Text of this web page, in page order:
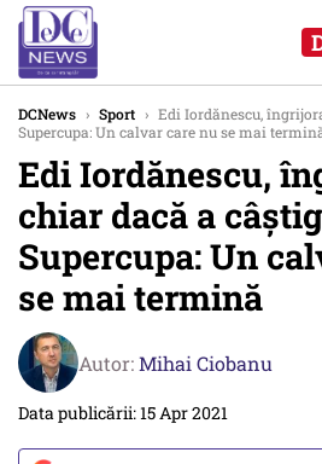
DCNews › Sport › Edi Iordănescu,
Supercupa: Un calvar care nu se mai
Edi Iordănescu,
chiar dacă a
Supercupa: Un
se mai termină
Autor:Mihai Ciobanu
Data publicării: 15 Apr 2021